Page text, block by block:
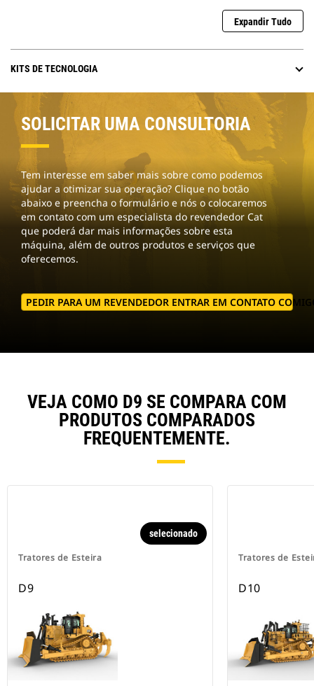
Expandir Tudo
KITS DE TECNOLOGIA
SOLICITAR UMA CONSULTORIA
Tem interesse em saber mais sobre como podemos
ajudar a otimizar sua operação? Clique no botão
abaixo e preencha o formulário e nós o colocaremos
em contato com um especialista do revendedor Cat
que poderá dar mais informações sobre esta
máquina, além de outros produtos e serviços que
oferecemos.
PEDIR PARA UM REVENDEDOR ENTRAR EM CONTATO
VEJA COMO D9 SE COMPARA COM
PRODUTOS COMPARADOS
FREQUENTEMENTE.
Tratores de Esteira
selecionado
D9
Tratores de
D10